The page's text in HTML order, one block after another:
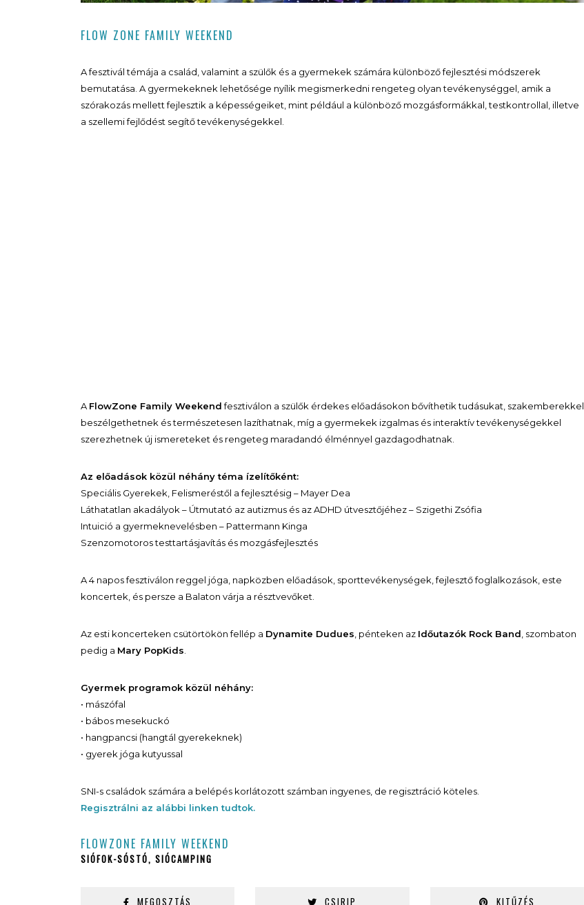
FLOW ZONE FAMILY WEEKEND
A fesztivál témája a család, valamint a szülők és a gyermekek számára különböző fejlesztési módszerek
bemutatása. A gyermekeknek lehetősége nyílik megismerkedni rengeteg olyan tevékenységgel, amik a
szórakozás mellett fejlesztik a képességeiket, mint például a különböző mozgásformákkal, testkontrollal, illetve
a szellemi fejlődést segítő tevékenységekkel.
A FlowZone Family Weekendfesztiválon a szülők érdekes előadásokon bővíthetik tudásukat, szakemberekkel
beszélgethetnek és természetesen lazíthatnak, míg a gyermekek izgalmas és interaktív tevékenységekkel
szerezhetnek új ismereteket és rengeteg maradandó élménnyel gazdagodhatnak.
Az előadások közül néhány téma ízelítőként:
Speciális Gyerekek, Felismeréstől a fejlesztésig – Mayer Dea
Láthatatlan akadályok – Útmutató az autizmus és az ADHD útvesztőjéhez – Szigethi Zsófia
Intuició a gyermeknevelésben – Pattermann Kinga
Szenzomotoros testtartásjavítás és mozgásfejlesztés
A 4 napos fesztiválon reggel jóga, napközben előadások, sporttevékenységek, fejlesztő foglalkozások, este
koncertek, és persze a Balaton várja a résztvevőket.
Az esti koncerteken csütörtökön fellép a Dynamite Dudues , pénteken az Időutazók Rock Band , szombaton
pedig a Mary PopKids
Gyermek programok közül néhány:
• mászófal
• bábos mesekuckó
• hangpancsi (hangtál gyerekeknek)
• gyerek jóga kutyussal
SNI-s családok számára a belépés korlátozott számban ingyenes, de regisztráció köteles.
Regisztrálni az alábbi linken tudtok.
FLOWZONE FAMILY WEEKEND
SIÓFOK-SÓSTÓ, SIÓCAMPING
MEGOSZTÁS CSIRIP KITŰZÉS